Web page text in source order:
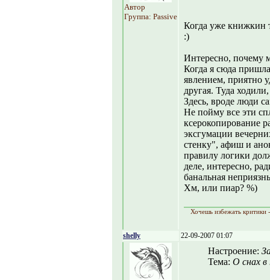
Автор
Группа: Passive
Когда уже книжкин
:)
Интересно, почему
Когда я сюда
явлением, приятно
другая. Туда
Здесь, вроде люди
Не пойму все эти
ксерокопирование
эксгумации
стенку", афиш и
правилу логики
деле, интересно,
банальная
Хм, или пиар? %)
Хочешь избежать критики
shelly 22-09-2007 01:07
Настроение:
Тема: О снах в